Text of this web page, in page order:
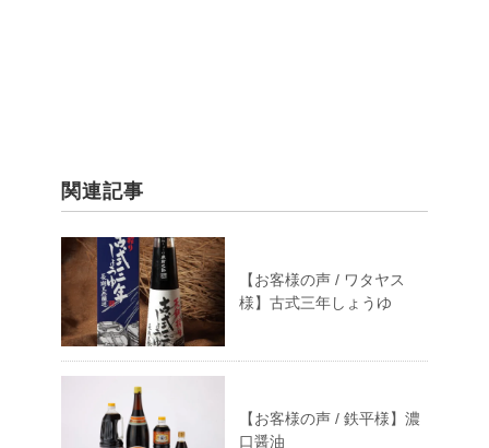
関連記事
【お客様の声 / ワタヤス
様】古式三年しょうゆ
【お客様の声 / 鉄平様】濃
口醤油